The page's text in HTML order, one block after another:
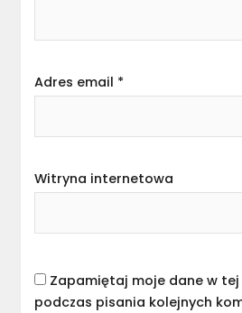
Adres email *
Witryna internetowa
Zapamiętaj moje dane w
podczas pisania kolejnych